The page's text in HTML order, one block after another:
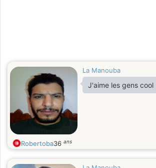
La Manouba
J'aime les gens cool
Robertoba36 ans